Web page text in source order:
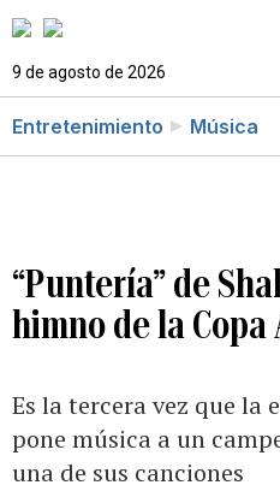
9 de agosto de 2026
Entretenimiento Música
“Puntería” de
himno de la Copa
Es la tercera vez que la
pone música a un
una de sus canciones